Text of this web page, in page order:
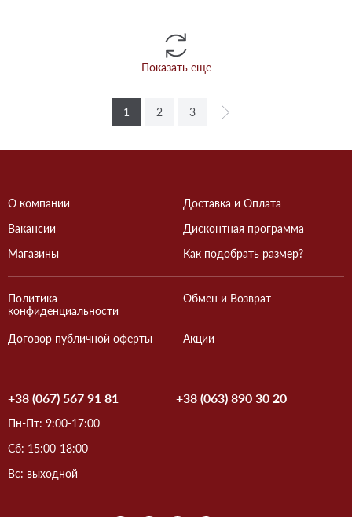
Показать еще
1 2 3
О компании
Вакансии
Магазины
Доставка и Оплата
Дисконтная программа
Как подобрать размер?
Политика
конфиденциальности
Договор публичной оферты
Обмен и Возврат
Акции
+38 (067) 567 91 81 +38 (063) 890 30 20
Пн-Пт: 9:00-17:00
Сб: 15:00-18:00
Вс: выходной